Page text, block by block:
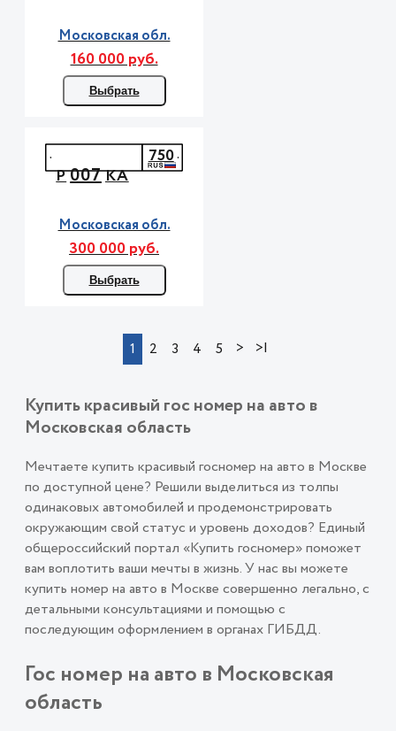
Московская обл.
160 000 руб.
Выбрать
Р007КА
750
Московская обл.
300 000 руб.
Выбрать
1 2 3 4 5 > >|
Купить красивый гос номер на авто в
Московская область
Мечтаете купить красивый госномер на авто в Москве
по доступной цене? Решили выделиться из толпы
одинаковых автомобилей и продемонстрировать
окружающим свой статус и уровень доходов? Единый
общероссийский портал «Купить госномер» поможет
вам воплотить ваши мечты в жизнь. У нас вы можете
купить номер на авто в Москве совершенно легально, с
детальными консультациями и помощью с
последующим оформлением в органах ГИБДД.
Гос номер на авто в Московская
область